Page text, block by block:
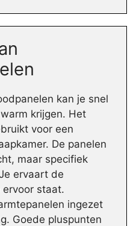
kan je snel
krijgen. Het
voor een
De panelen
maar specifiek
ervaart de
staat.
ingezet
Goede pluspunten